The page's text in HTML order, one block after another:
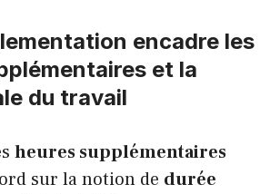
encadre les
et la
du travail
heures supplémentaires
sur la notion de durée